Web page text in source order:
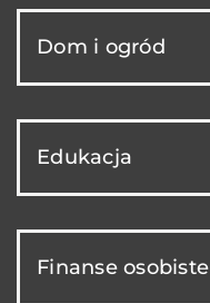
Dom i ogród
Edukacja
Finanse osobiste